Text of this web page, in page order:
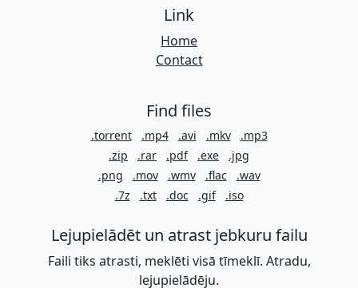
Link
Home
Contact
Find files
.torrent .mp4 .avi .mkv
.mp3
.zip
.rar .pdf .exe
.jpg
.png
.mov .wmv .flac
.wav
.7z
.txt .doc .gif .iso
Lejupielādēt un atrast jebkuru failu
Faili tiks atrasti, meklēti visā tīmeklī. Atradu,
lejupielādēju.